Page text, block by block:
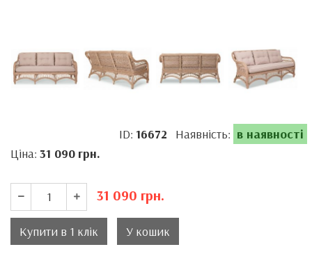
ID: 16672 Наявність: в наявності
Ціна: 31 090 грн.
31 090 грн.
Купити в 1 клік У кошик